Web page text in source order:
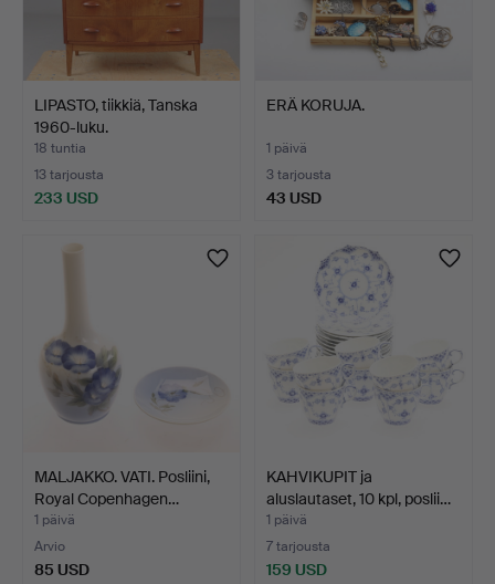
LIPASTO, tiikkiä, Tanska
1960-luku.
18 tuntia
13 tarjousta
233 USD
ERÄ KORUJA.
1 päivä
3 tarjousta
43 USD
MALJAKKO. VATI. Posliini,
Royal Copenhagen…
1 päivä
Arvio
85 USD
KAHVIKUPIT ja
aluslautaset, 10 kpl, poslii…
1 päivä
7 tarjousta
159 USD